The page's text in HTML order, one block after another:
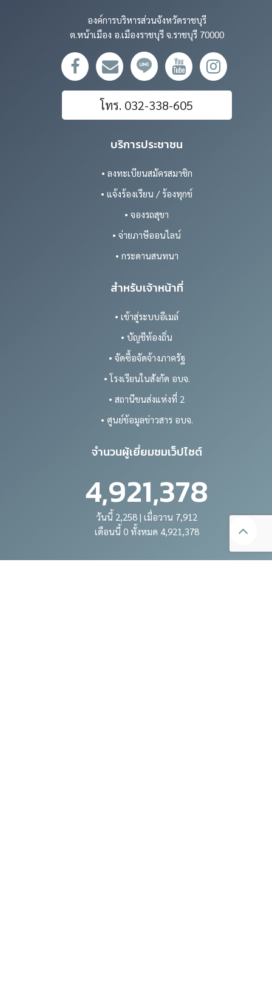
องค์การบริหารส่วนจังหวัดราชบุรี
ต.หน้าเมือง อ.เมืองราชบุรี จ.ราชบุรี 70000
โทร. 032-338-605
บริการประชาชน
• ลงทะเบียนสมัครสมาชิก
• แจ้งร้องเรียน / ร้องทุกข์
• จองรถสุขา
• จ่ายภาษีออนไลน์
• กระดานสนทนา
สำหรับเจ้าหน้าที่
• เข้าสู่ระบบอีเมล์
• บัญชีท้องถิ่น
• จัดซื้อจัดจ้างภาครัฐ
• โรงเรียนในสังกัด อบจ.
• สถานีขนส่งแห่งที่ 2
• ศูนย์ข้อมูลข่าวสาร อบจ.
จำนวนผู้เยี่ยมชมเว็ปไซต์
4,921,378
วันนี้ 2,258 | เมื่อวาน 7,912
เดือนนี้ 0 ทั้งหมด 4,921,378